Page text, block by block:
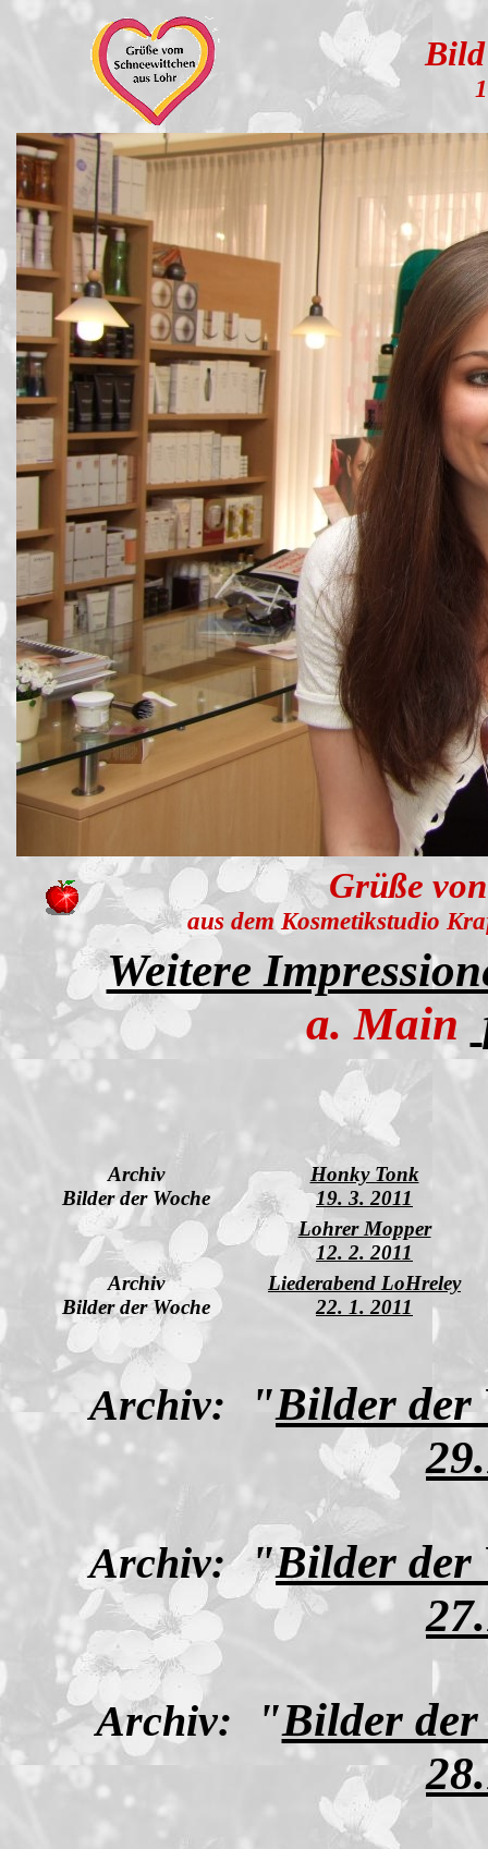
Bild
Grüße
aus dem Kosmetikstudio
Weitere
a. Main
Archiv
Bilder der Woche
Honky Tonk
19. 3. 2011
Lohrer Mopper
12. 2. 2011
Archiv
Bilder der Woche
Liederabend LoHreley
22. 1. 2011
Archiv: "Bilder der
Archiv:"Bilder der
Archiv: "Bilder der